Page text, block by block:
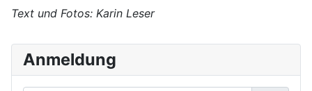
Anmeldung
Text und Fotos: Karin Leser